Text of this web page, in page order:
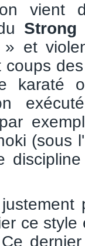
vient
Strong
» et
coups
karaté
(sous
ce